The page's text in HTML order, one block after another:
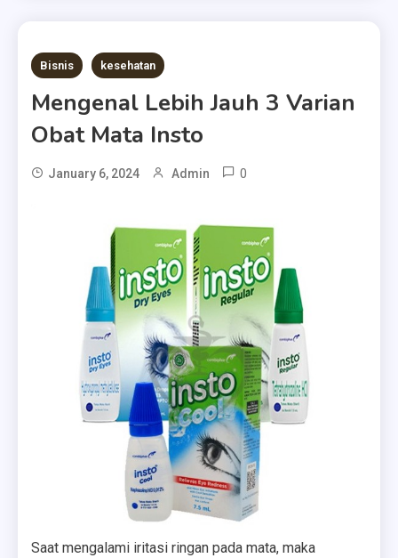
2 MINS READ
Bisnis kesehatan
Mengenal Lebih Jauh 3 Varian
Obat Mata Insto
January 6, 2024 Admin 0
Saat mengalami iritasi ringan pada mata, maka